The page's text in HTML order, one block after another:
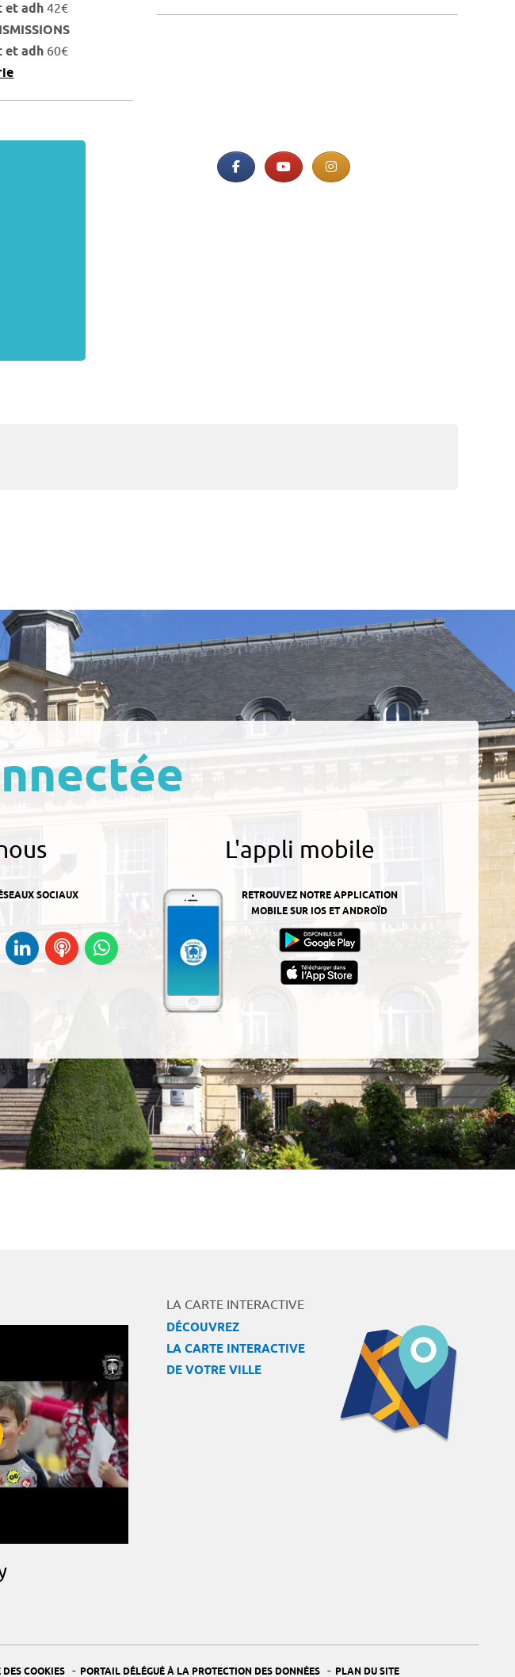
et adh 42€
et adh 60€
SOCIAUX
Twitter
nous sur YouTube
Suivez-nous sur
Instagram
Retrouvez-nous
sur Linkedin
Ecoutez
nos
L'appli mobile
RETROUVEZ NOTRE APPLICATION
MOBILE SUR IOS ET ANDROÏD
LA CARTE INTERACTIVE
DÉCOUVREZ
LA CARTE INTERACTIVE
DE VOTRE VILLE
COOKIES - PORTAIL DÉLÉGUÉ À LA PROTECTION DES DONNÉES - PLAN DU SITE